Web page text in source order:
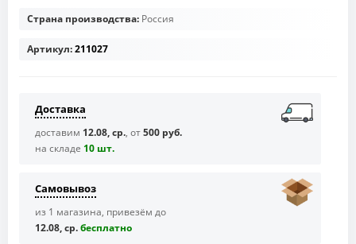
Страна производства: Россия
Артикул:211027
Доставка
доставим 12.08, ср., от500 руб.
на складе 10 шт.
Самовывоз
из 1 магазина, привезём до
12.08, ср.бесплaтно